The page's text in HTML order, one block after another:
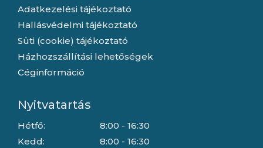
Adatkezelési tájékoztató
Hallásvédelmi tájékoztató
Süti (cookie) tájékoztató
Házhozszállítási lehetőségek
Céginformáció
Nyitvatartás
Hétfő:
Kedd:
8:00 - 16:30
8:00 - 16:30